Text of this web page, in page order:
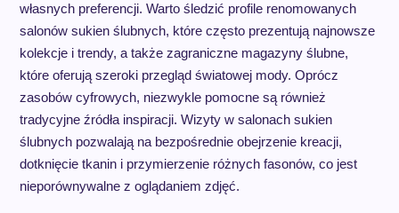
własnych preferencji. Warto śledzić profile renomowanych
salonów sukien ślubnych, które często prezentują najnowsze
kolekcje i trendy, a także zagraniczne magazyny ślubne,
które oferują szeroki przegląd światowej mody. Oprócz
zasobów cyfrowych, niezwykle pomocne są również
tradycyjne źródła inspiracji. Wizyty w salonach sukien
ślubnych pozwalają na bezpośrednie obejrzenie kreacji,
dotknięcie tkanin i przymierzenie różnych fasonów, co jest
nieporównywalne z oglądaniem zdjęć.